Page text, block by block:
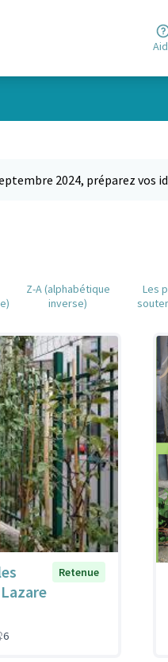
2024, préparez vos
Z-A (alphabétique
inverse)
Les
Retenue
6